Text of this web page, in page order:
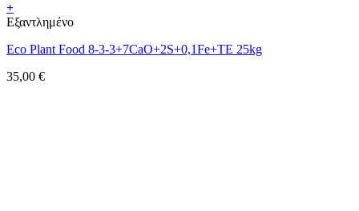
+
Εξαντλημένο
Eco Plant Food 8-3-3+7CaO+2S+0,1Fe+TE 25kg
35,00 €